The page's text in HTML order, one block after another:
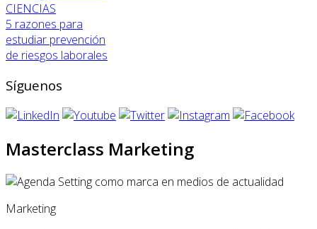
CIENCIAS
5 razones para
estudiar prevención
de riesgos laborales
Síguenos
Masterclass Marketing
Marketing